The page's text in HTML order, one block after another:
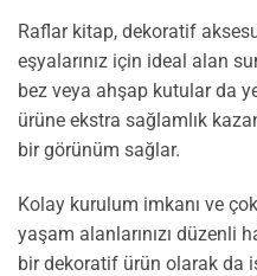
Raflar kitap, dekoratif
eşyalarınız için ideal alan
bez veya ahşap kutular da
ürüne ekstra sağlamlık
bir görünüm sağlar.
Kolay kurulum imkanı ve
yaşam alanlarınızı düzenli
bir dekoratif ürün olarak da